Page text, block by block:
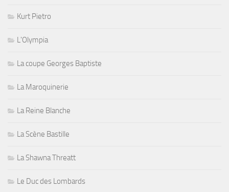
Kurt Pietro
L'Olympia
La coupe Georges Baptiste
La Maroquinerie
La Reine Blanche
La Scène Bastille
La Shawna Threatt
Le Duc des Lombards